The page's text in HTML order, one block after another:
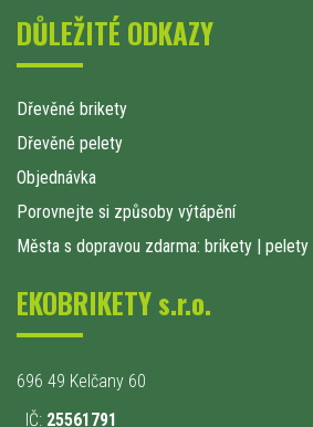
DŮLEŽITÉ ODKAZY
Dřevěné brikety
Dřevěné pelety
Objednávka
Porovnejte si způsoby výtápění
Města s dopravou zdarma: brikety | pelety
EKOBRIKETY s.r.o.
696 49 Kelčany 60
IČ: 25561791